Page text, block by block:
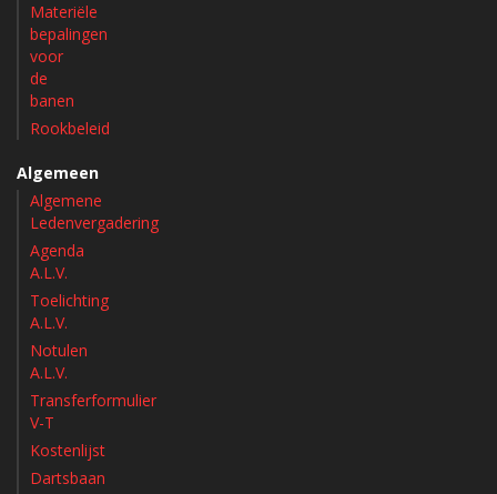
Materiële
bepalingen
voor
de
banen
Rookbeleid
Algemeen
Algemene
Ledenvergadering
Agenda
A.L.V.
Toelichting
A.L.V.
Notulen
A.L.V.
Transferformulier
V-T
Kostenlijst
Dartsbaan